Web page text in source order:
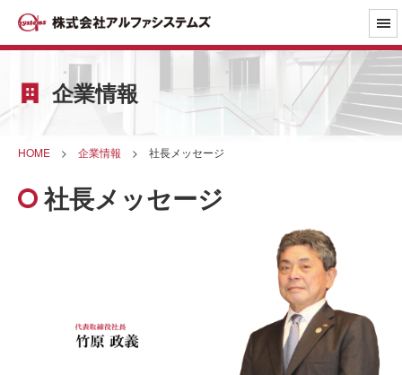
企業情報
HOME > 企業情報 > 社長メッセージ
社長メッセージ